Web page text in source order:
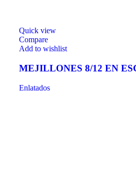
Quick view
Compare
Add to wishlist
MEJILLONES 8/12 EN
Enlatados